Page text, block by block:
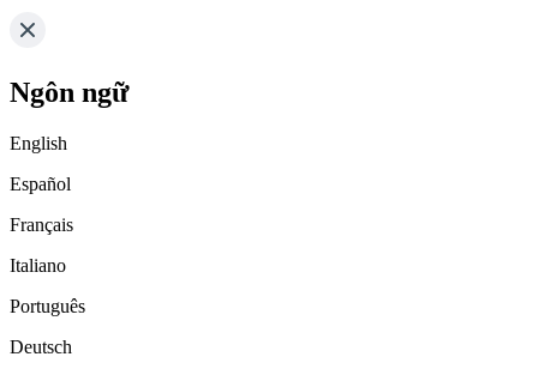
Ngôn ngữ
English
Español
Français
Italiano
Português
Deutsch